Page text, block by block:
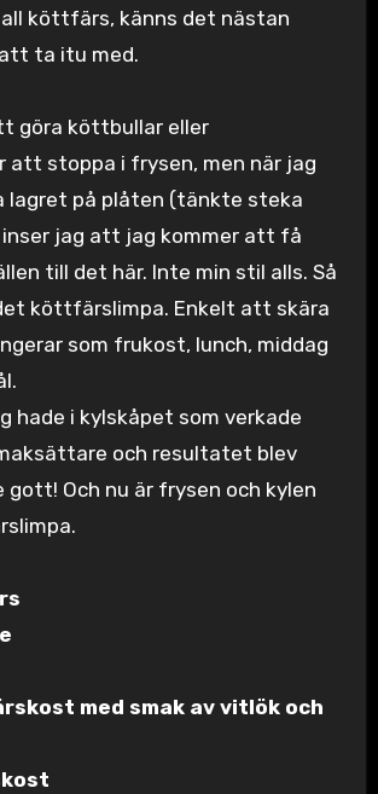
köttfärs, känns det nästan
ta itu med.
göra köttbullar eller
stoppa i frysen, men när jag
på plåten (tänkte steka
inser jag att jag kommer att få
till det här. Inte min stil alls. Så
köttfärslimpa. Enkelt att skära
som frukost, lunch, middag
hade i kylskåpet som verkade
och resultatet blev
gott! Och nu är frysen och kylen
med smak av vitlök och